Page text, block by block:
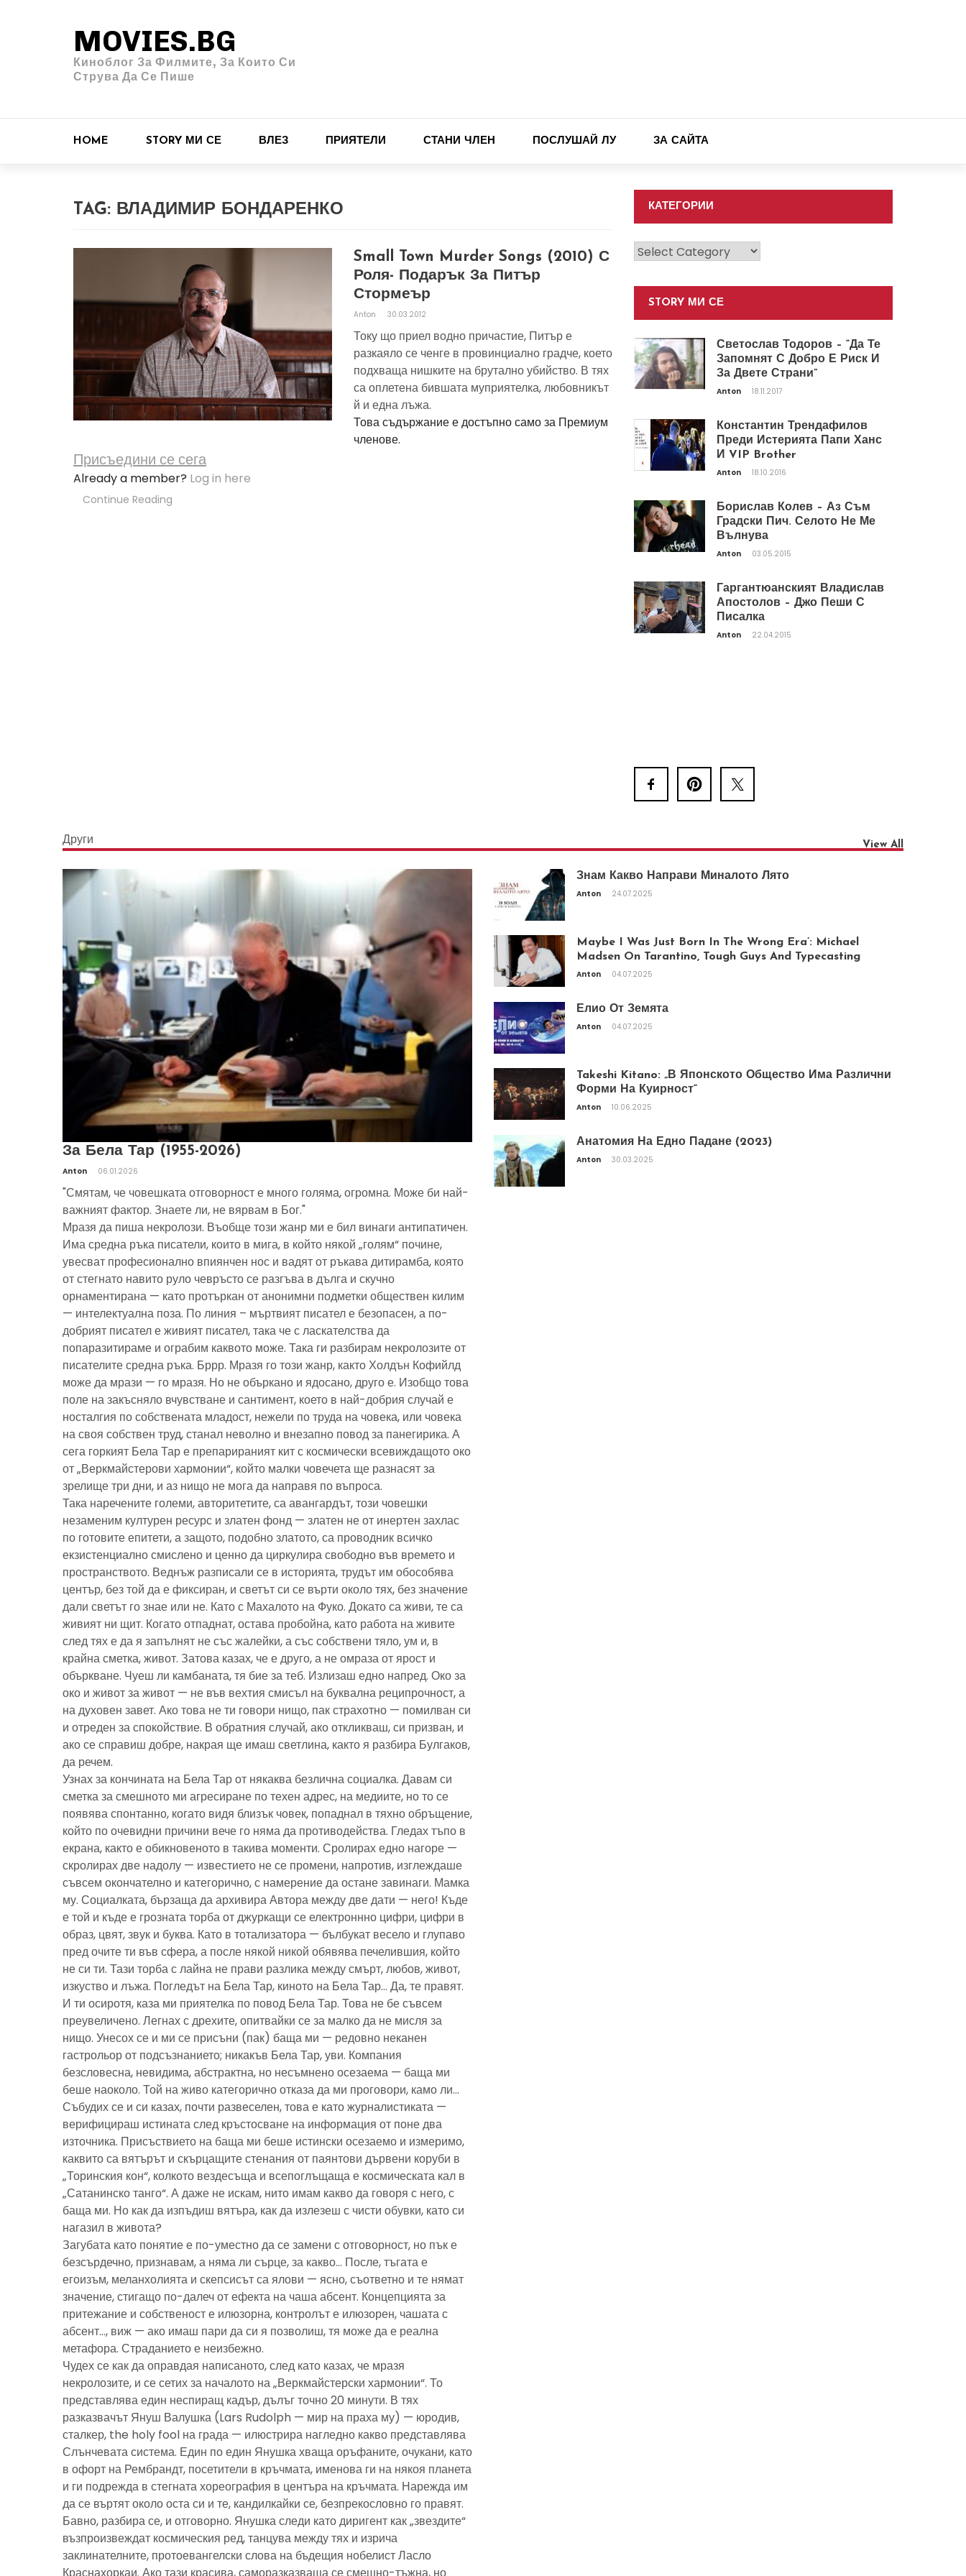
MOVIES.BG
Киноблог За Филмите, За Които Си
Струва Да Се Пише
HOME STORY МИ СЕ ВЛЕЗ ПРИЯТЕЛИ СТАНИ ЧЛЕН ПОСЛУШАЙ ЛУ ЗА САЙТА
TAG: ВЛАДИМИР БОНДАРЕНКО
Small Town Murder Songs (2010) С
Роля- Подарък За Питър
Стормеър
Anton 30.03.2012
Току що приел водно причастие, Питър е
разкаяло се ченге в провинциално градче, което
подхваща нишките на брутално убийство. В тях
са оплетена бившата муприятелка, любовникът
й и една лъжа.
Това съдържание е достъпно само за Премиум
членове.
Присъедини се сега
Already a member? Log in here
Continue Reading
КАТЕГОРИИ
Категории
STORY МИ СЕ
Светослав Тодоров – “Да Те
Запомнят С Добро Е Риск И
За Двете Страни”
Anton 18.11.2017
Константин Трендафилов
Преди Истерията Папи Ханс
И VIP Brother
Anton 18.10.2016
Борислав Колев – Аз Съм
Градски Пич. Селото Не Ме
Вълнува
Anton 03.05.2015
Гаргантюанският Владислав
Апостолов – Джо Пеши С
Писалка
Anton 22.04.2015
Други View All
За Бела Тар (1955-2026)
Anton 06.01.2026
"Смятам, че човешката отговорност е много голяма, огромна. Може би най-
важният фактор. Знаете ли, не вярвам в Бог."
Мразя да пиша некролози. Въобще този жанр ми е бил винаги антипатичен.
Има средна ръка писатели, които в мига, в който някой „голям“ почине,
увесват професионално впиянчен нос и вадят от ръкава дитирамба, която
от стегнато навито руло чевръсто се разгъва в дълга и скучно
орнаментирана — като протъркан от анонимни подметки обществен килим
— интелектуална поза. По линия – мъртвият писател е безопасен, а по-
добрият писател е живият писател, така че с ласкателства да
попаразитираме и ограбим каквото може. Така ги разбирам некролозите от
писателите средна ръка. Бррр. Мразя го този жанр, както Холдън Кофийлд
може да мрази — го мразя. Но не объркано и ядосано, друго е. Изобщо това
поле на закъсняло вчувстване и сантимент, което в най-добрия случай е
носталгия по собствената младост, нежели по труда на човека, или човека
на своя собствен труд, станал неволно и внезапно повод за панегирика. А
сега горкият Бела Тар е препарираният кит с космически всевиждащото око
от „Веркмайстерови хармонии“, който малки човечета ще разнасят за
зрелище три дни, и аз нищо не мога да направя по въпроса.
Така наречените големи, авторитетите, са авангардът, този човешки
незаменим културен ресурс и златен фонд — златен не от инертен захлас
по готовите епитети, а защото, подобно златото, са проводник всичко
екзистенциално смислено и ценно да циркулира свободно във времето и
пространството. Веднъж разписали се в историята, трудът им обособява
център, без той да е фиксиран, и светът си се върти около тях, без значение
дали светът го знае или не. Като с Махалото на Фуко. Докато са живи, те са
живият ни щит. Когато отпаднат, остава пробойна, като работа на живите
след тях е да я запълнят не със жалейки, а със собствени тяло, ум и, в
крайна сметка, живот. Затова казах, че е друго, а не омраза от ярост и
объркване. Чуеш ли камбаната, тя бие за теб. Излизаш едно напред. Око за
око и живот за живот — не във вехтия смисъл на буквална реципрочност, а
на духовен завет. Ако това не ти говори нищо, пак страхотно — помилван си
и отреден за спокойствие. В обратния случай, ако откликваш, си призван, и
ако се справиш добре, накрая ще имаш светлина, както я разбира Булгаков,
да речем.
Узнах за кончината на Бела Тар от някаква безлична социалка. Давам си
сметка за смешното ми агресиране по техен адрес, на медиите, но то се
появява спонтанно, когато видя близък човек, попаднал в тяхно обръщение,
който по очевидни причини вече го няма да противодейства. Гледах тъпо в
екрана, както е обикновеното в такива моменти. Сролирах едно нагоре —
скролирах две надолу — известието не се промени, напротив, изглеждаше
съвсем окончателно и категорично, с намерение да остане завинаги. Мамка
му. Социалката, бързаща да архивира Автора между две дати — него! Къде
е той и къде е грозната торба от джуркащи се електроннно цифри, цифри в
образ, цвят, звук и буква. Като в тотализатора — бълбукат весело и глупаво
пред очите ти във сфера, а после някой никой обявява печелившия, който
не си ти. Тази торба с лайна не прави разлика между смърт, любов, живот,
изкуство и лъжа. Погледът на Бела Тар, киното на Бела Тар… Да, те правят.
И ти осиротя, каза ми приятелка по повод Бела Тар. Това не бе съвсем
преувеличено. Легнах с дрехите, опитвайки се за малко да не мисля за
нищо. Унесох се и ми се присъни (пак) баща ми — редовно неканен
гастрольор от подсъзнанието; никакъв Бела Тар, уви. Компания
безсловесна, невидима, абстрактна, но несъмнено осезаема — баща ми
беше наоколо. Той на живо категорично отказа да ми проговори, камо ли…
Събудих се и си казах, почти развеселен, това е като журналистиката —
верифицираш истината след кръстосване на информация от поне два
източника. Присъствието на баща ми беше истински осезаемо и измеримо,
каквито са вятърът и скърцащите стенания от паянтови дървени коруби в
„Торинския кон“, колкото вездесъща и всепоглъщаща е космическата кал в
„Сатанинско танго“. А даже не искам, нито имам какво да говоря с него, с
баща ми. Но как да изпъдиш вятъра, как да излезеш с чисти обувки, като си
нагазил в живота?
Загубата като понятие е по-уместно да се замени с отговорност, но пък е
безсърдечно, признавам, а няма ли сърце, за какво… После, тъгата е
егоизъм, меланхолията и скепсисът са ялови — ясно, съответно и те нямат
значение, стигащо по-далеч от ефекта на чаша абсент. Концепцията за
притежание и собственост е илюзорна, контролът е илюзорен, чашата с
абсент…, виж — ако имаш пари да си я позволиш, тя може да е реална
метафора. Страданието е неизбежно.
Чудех се как да оправдая написаното, след като казах, че мразя
некролозите, и се сетих за началото на „Веркмайстерски хармонии“. То
представлява един неспиращ кадър, дълъг точно 20 минути. В тях
разказвачът Януш Валушка (Lars Rudolph — мир на праха му) — юродив,
сталкер, the holy fool на града — илюстрира нагледно какво представлява
Слънчевата система. Един по един Янушка хваща оръфаните, очукани, като
в офорт на Рембрандт, посетители в кръчмата, именова ги на някоя планета
и ги подрежда в стегната хореография в центъра на кръчмата. Нарежда им
да се въртят около оста си и те, кандилкайки се, безпрекословно го правят.
Бавно, разбира се, и отговорно. Янушка следи като диригент как „звездите“
възпроизвеждат космическия ред, танцува между тях и изрича
заклинателните, протоевангелски слова на бъдещия нобелист Ласло
Знам Какво Направи Миналото Лято
Anton 24.07.2025
Maybe I Was Just Born In The Wrong Era’: Michael
Madsen On Tarantino, Tough Guys And Typecasting
Anton 04.07.2025
Елио От Земята
Anton 04.07.2025
Takeshi Kitano: „В Японското Общество Има Различни
Форми На Куирност“
Anton 10.06.2025
Анатомия На Едно Падане (2023)
Anton 30.03.2025